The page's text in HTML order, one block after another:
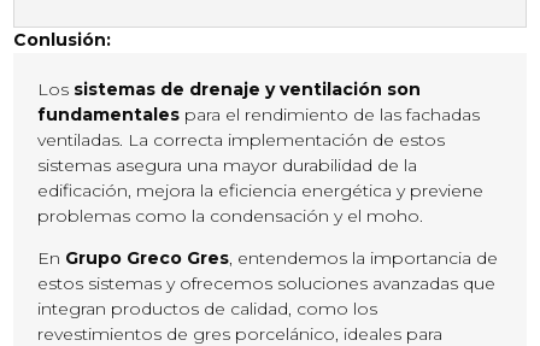
Conlusión:
Los sistemas de drenaje y ventilación son
fundamentales para el rendimiento de las fachadas
ventiladas. La correcta implementación de estos
sistemas asegura una mayor durabilidad de la
edificación, mejora la eficiencia energética y previene
problemas como la condensación y el moho.
En Grupo Greco Gres, entendemos la importancia de
estos sistemas y ofrecemos soluciones avanzadas que
integran productos de calidad, como los
revestimientos de gres porcelánico, ideales para